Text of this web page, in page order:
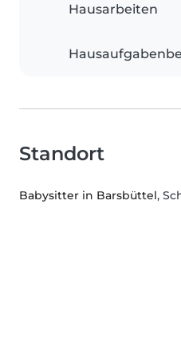
Hausarbeiten
Standort
Babysitter in Barsbüttel,